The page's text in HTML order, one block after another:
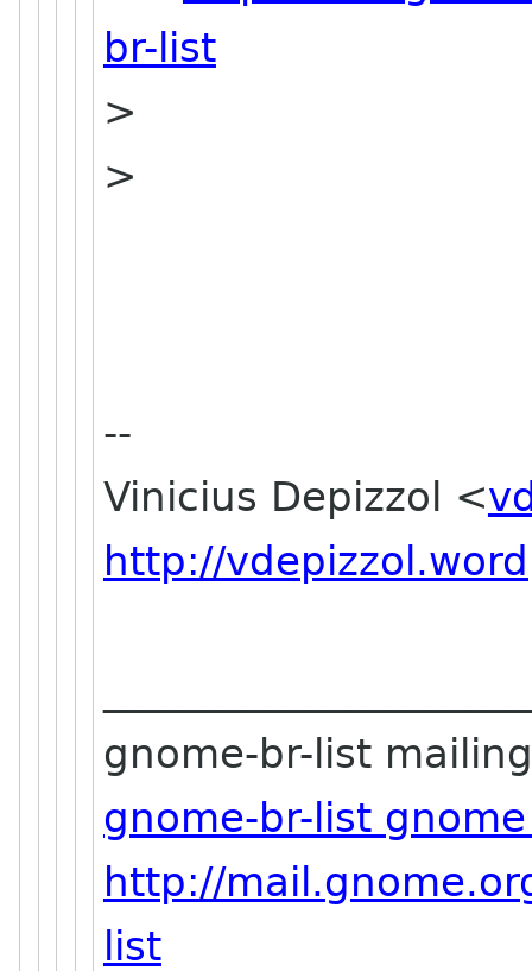
br-list
>
>
--
Vinicius Depizzol <
http://
gnome-br-list
gnome-br-list
http://
list